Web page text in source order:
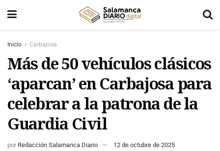
Inicio Carbajosa
Más de 50 vehículos clásicos
‘aparcan’ en Carbajosa para
celebrar a la patrona de la
Guardia Civil
por Redacción Salamanca Diario 12 de octubre de 2025